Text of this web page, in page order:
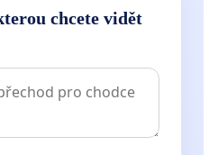
chcete vidět